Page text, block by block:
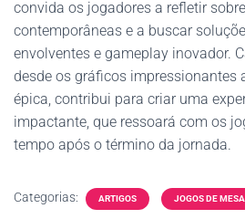
convida os jogadores a refletir
contemporâneas e a buscar
envolventes e gameplay inovador.
desde os gráficos impressionantes
épica, contribui para criar uma
impactante, que ressoará com os
tempo após o término da jornada.
Categorias: ARTIGOS JOGOS DE MESA